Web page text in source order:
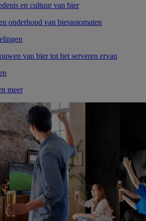
en cultuur van bier
onderhoud van bierautomaten
van bier tot het serveren ervan
meer